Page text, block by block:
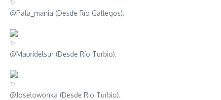
@Pala_mania (Desde Río Gallegos).
@Mauridelsur (Desde Río Turbio).
@Joselowonka (Desde Rio Turbio).